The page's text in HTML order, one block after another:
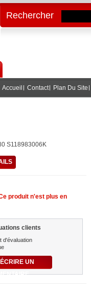
Accueil Contact Plan Du Site
Rechercher
S118983006K
produit n'est plus en
clients
d'évaluation
UN